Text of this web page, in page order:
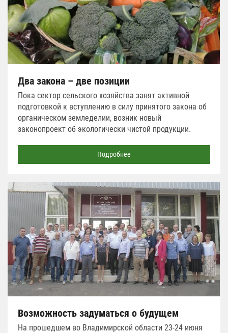
Два закона – две позиции
Пока сектор сельского хозяйства занят активной
подготовкой к вступлению в силу принятого закона об
органическом земледелии, возник новый
законопроект об экологически чистой продукции.
Подробнее
Возможность задуматься о будущем
На прошедшем во Владимирской области 23-24 июня